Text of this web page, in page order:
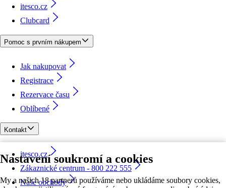
Nastavení soukromí a cookies
My a našich 18 partnerů používáme nebo ukládáme soubory cookies,
itesco.cz
Clubcard
Pomoc s prvním nákupem
Jak nakupovat
Registrace
Rezervace času
Oblíbené
Kontakt
itesco.cz
Zákaznické centrum - 800 222 555
Naše obchody